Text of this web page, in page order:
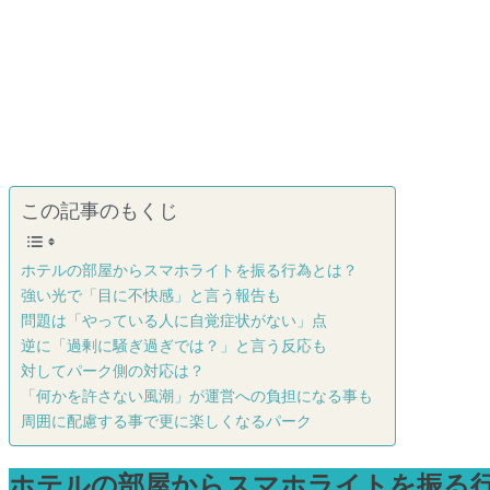
この記事のもくじ
ホテルの部屋からスマホライトを振る行為とは？
強い光で「目に不快感」と言う報告も
問題は「やっている人に自覚症状がない」点
逆に「過剰に騒ぎ過ぎでは？」と言う反応も
対してパーク側の対応は？
「何かを許さない風潮」が運営への負担になる事も
周囲に配慮する事で更に楽しくなるパーク